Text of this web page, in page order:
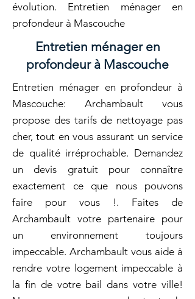
évolution. Entretien ménager en
profondeur à Mascouche
Entretien ménager en
profondeur à Mascouche
Entretien ménager en profondeur à
Mascouche: Archambault vous
propose des tarifs de nettoyage pas
cher, tout en vous assurant un service
de qualité irréprochable. Demandez
un devis gratuit pour connaître
exactement ce que nous pouvons
faire pour vous !. Faites de
Archambault votre partenaire pour
un environnement toujours
impeccable. Archambault vous aide à
rendre votre logement impeccable à
la fin de votre bail dans votre ville!